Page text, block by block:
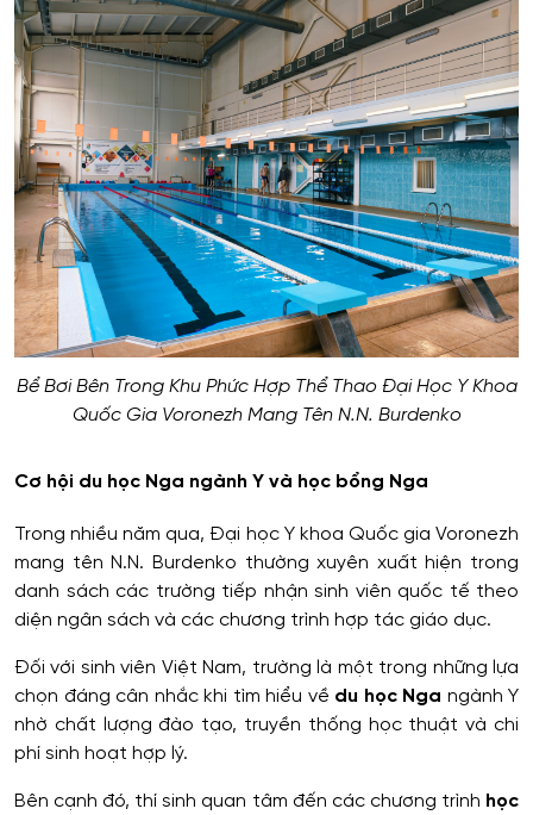
Bể Bơi Bên Trong Khu Phức Hợp Thể Thao Đại Học Y Khoa
Quốc Gia Voronezh Mang Tên N.N. Burdenko
Cơ hội du học Nga ngành Y và học bổng Nga
Trong nhiều năm qua, Đại học Y khoa Quốc gia Voronezh
mang tên N.N. Burdenko thường xuyên xuất hiện trong
danh sách các trường tiếp nhận sinh viên quốc tế theo
diện ngân sách và các chương trình hợp tác giáo dục.
Đối với sinh viên Việt Nam, trường là một trong những lựa
chọn đáng cân nhắc khi tìm hiểu về du học Nga ngành Y
nhờ chất lượng đào tạo, truyền thống học thuật và chi
phí sinh hoạt hợp lý.
Bên cạnh đó, thí sinh quan tâm đến các chương trình học